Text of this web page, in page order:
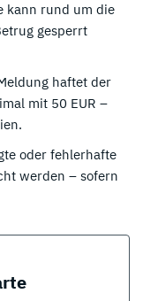
kann rund um die
gesperrt
haftet der
mit 50 EUR –
oder fehlerhafte
werden – sofern